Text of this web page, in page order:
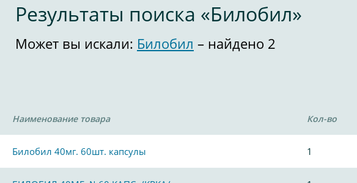
Результаты поиска «Билобил»
Может вы искали: Билобил – найдено 2
Наименование товара Кол-во
Билобил 40мг. 60шт. капсулы 1